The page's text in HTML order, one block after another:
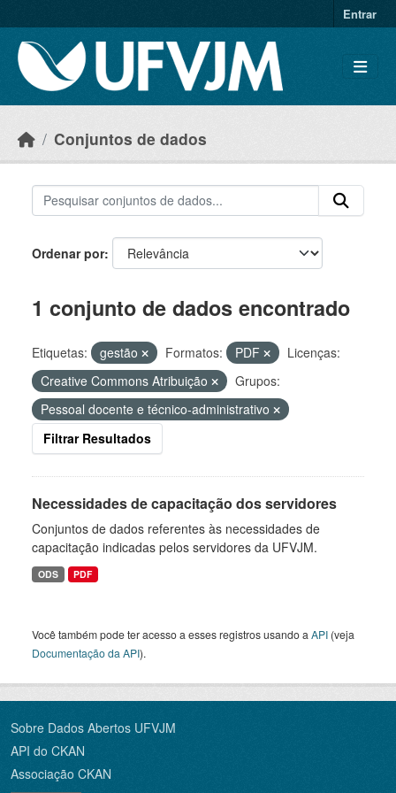
Entrar
Conjuntos de dados
Ordenar por
1 conjunto de dados encontrado
Etiquetas: gestão Formatos: PDF
Licenças:
Creative Commons Atribuição
Grupos:
Pessoal docente e técnico-administrativo
Filtrar Resultados
Necessidades de capacitação dos servidores
Conjuntos de dados referentes às necessidades de
capacitação indicadas pelos servidores da UFVJM.
ODS PDF
Você também pode ter acesso a esses registros usando a API (veja
Documentação da API).
Sobre Dados Abertos UFVJM
API do CKAN
Associação CKAN